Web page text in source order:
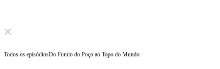
Todos os episódiosDo Fundo do Poço ao Topo do Mundo